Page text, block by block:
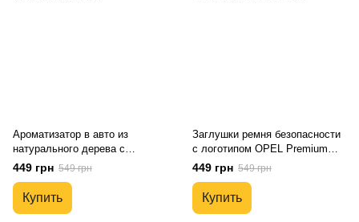
Ароматизатор в авто из
натурального дерева с
логотипом OPEL
449 грн 549 грн
Купить
Заглушки ремня безопасности
с логотипом OPEL Premium
GOLD
449 грн 549 грн
Купить